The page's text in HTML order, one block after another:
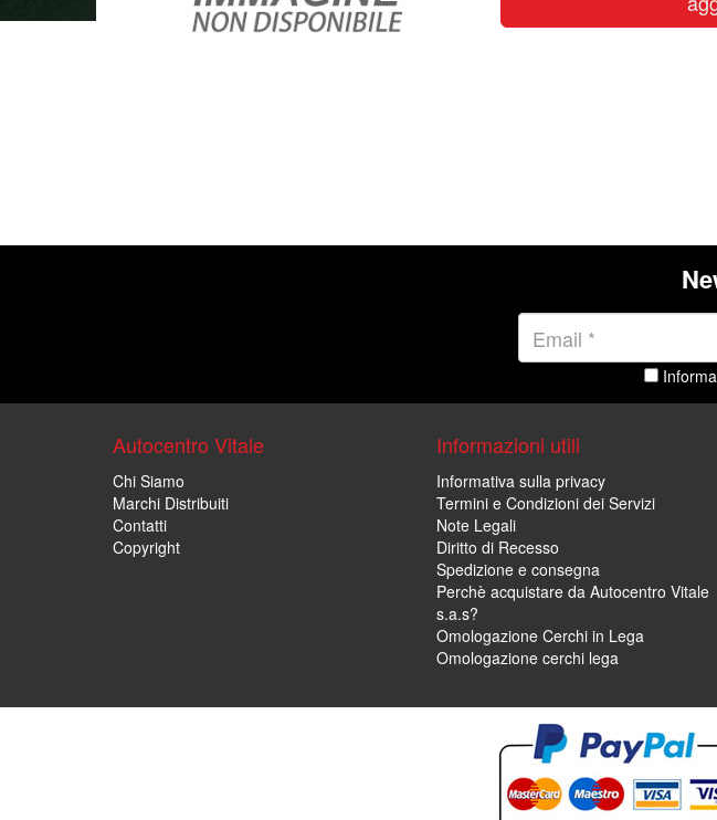
Autocentro Vitale
Chi Siamo
Marchi Distribuiti
Contatti
Copyright
Informazioni utili
Informativa sulla privacy
Termini e Condizioni dei Servizi
Note Legali
Diritto di Recesso
Spedizione e consegna
Perchè acquistare da Autocentro Vitale
s.a.s?
Omologazione Cerchi in Lega
Omologazione cerchi lega